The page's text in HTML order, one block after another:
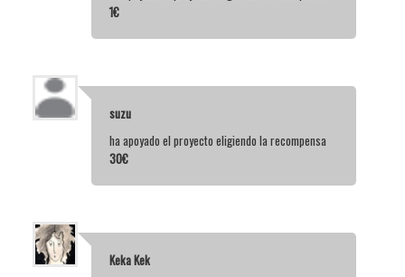
1€
suzu
ha apoyado el proyecto eligiendo la recompensa
30€
Keka Kek